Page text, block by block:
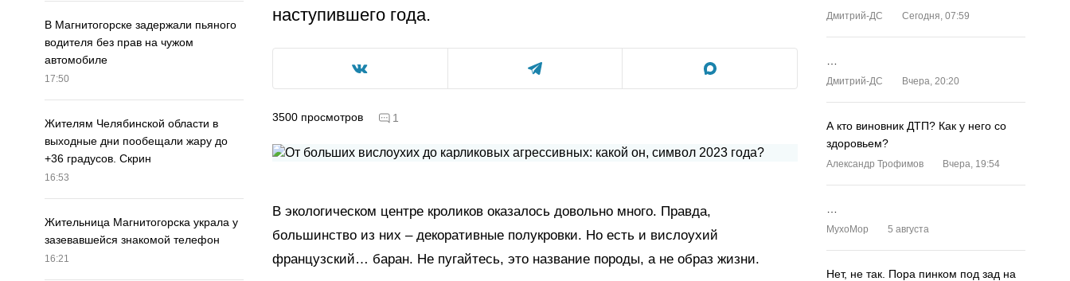
В Магнитогорске задержали пьяного
водителя без прав на чужом
автомобиле
17:50
Жителям Челябинской области в
выходные дни пообещали жару до
+36 градусов. Скрин
16:53
Жительница Магнитогорска украла у
зазевавшейся знакомой телефон
16:21
наступившего года.
3500 просмотров 1
В экологическом центре кроликов оказалось довольно много. Правда,
большинство из них – декоративные полукровки. Но есть и вислоухий
французский… баран. Не пугайтесь, это название породы, а не образ жизни.
Дмитрий-ДС Сегодня, 07:59
Дмитрий-ДС Вчера, 20:20
А кто виновник ДТП? Как у него со
здоровьем?
Александр Трофимов Вчера, 19:54
MyxoMop 5 августа
Нет, не так. Пора пинком под зад на